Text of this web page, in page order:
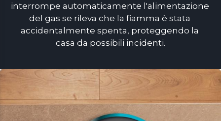
interrompe automaticamente l'alimentazione
del gas se rileva che la fiamma è stata
accidentalmente spenta, proteggendo la
casa da possibili incidenti.